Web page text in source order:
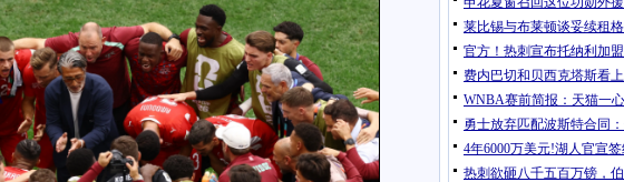
莱比锡与布莱顿谈妥续租
官方！热刺宣布托纳利加
费内巴切和贝西克塔斯看
WNBA赛前简报：天猫一
勇士放弃匹配波斯特合同
4年6000万美元!湖人官宣
热刺欲砸八千五百万镑，